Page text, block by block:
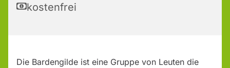
kostenfrei
Die Bardengilde ist eine Gruppe von Leuten die